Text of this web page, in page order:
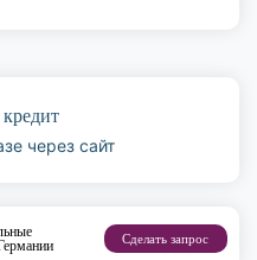
через сайт
Сделать запрос